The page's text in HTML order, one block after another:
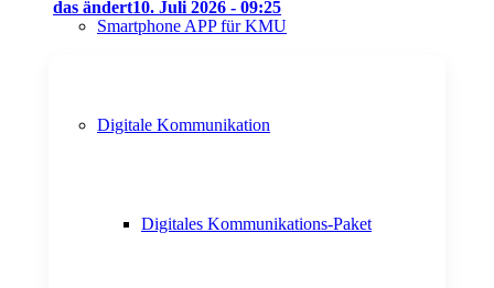
Smartphone APP für KMU
Digitale Kommunikation
Digitales Kommunikations-Paket
das ändert10. Juli 2026 - 09:25